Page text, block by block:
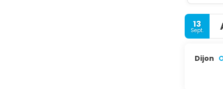
13
Sept.
Dijon